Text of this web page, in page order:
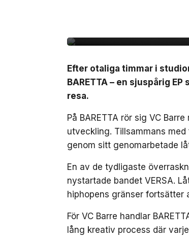
Efter otaliga timmar i
BARETTA – en sjuspårig
resa.
På BARETTA rör sig VC
utveckling. Tillsammans med
genom sitt genomarbetade
En av de tydligaste
nystartade bandet VERSA.
hiphopens gränser fortsätter
För VC Barre handlar
lång kreativ process där